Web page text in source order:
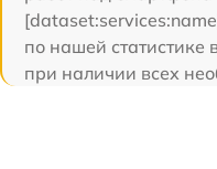
по нашей статистике
при наличии всех